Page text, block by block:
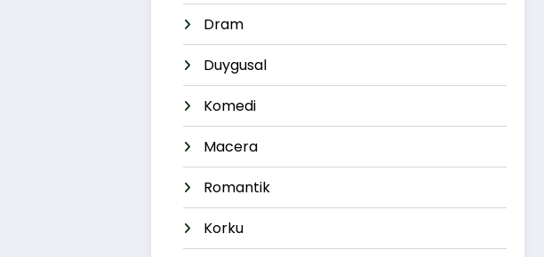
Dram
Duygusal
Komedi
Macera
Romantik
Korku